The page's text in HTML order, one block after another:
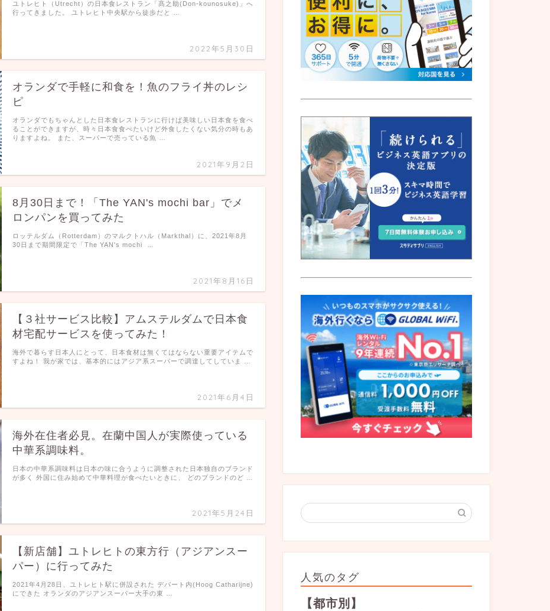
2022年5月30日
ユトレヒト（Utrecht）の日本食レストラン「髙之助(Don-kounosuke)」へ
行ってきました。 ユトレヒト中央駅から徒歩だと …
オランダで手軽に和食を！魚のフライ丼のレシ
ピ
2021年9月2日
オランダでもちゃんとした日本食レストランに行けば美味しい日本食を食べ
ることができますが、時々日本食食べたいけど外食したくない気分の時もあ
りますよね。 また、スーパーで売っている魚 …
8月30日まで！「The YAN's mochi bar」でメ
ロンパンを買ってみた
2021年8月16日
ロッテルダム（Rotterdam）のマルクトハル（Markthal）に、2021年8月
30日まで期間限定で「The YAN's mochi …
【３社サービス比較】アムステルダムで日本食
材宅配サービスを使ってみた！
2021年6月4日
海外で暮らす日本人にとって、日本食材は無くてはならない重要アイテムで
すよね！ 我が家では、基本的にはアジア系スーパーで調達してしていま …
海外在住者必見。在蘭中国人が実際使っている
中華系調味料。
2021年5月24日
日本の中華系調味料は日本の味に合うように調整された日本独自のブランド
が多く 外国に住み始めて中華料理が食べたいときに、 どのブランドのど …
【新店舗】ユトレヒトの東方行（アジアンスー
パー）に行ってみた
2021年4月28日、ユトレヒト駅に併設された デパート内(Hoog Catharijne)
にできた オランダのアジアンスーパー大手の東 …
人気のタグ
【都市別】